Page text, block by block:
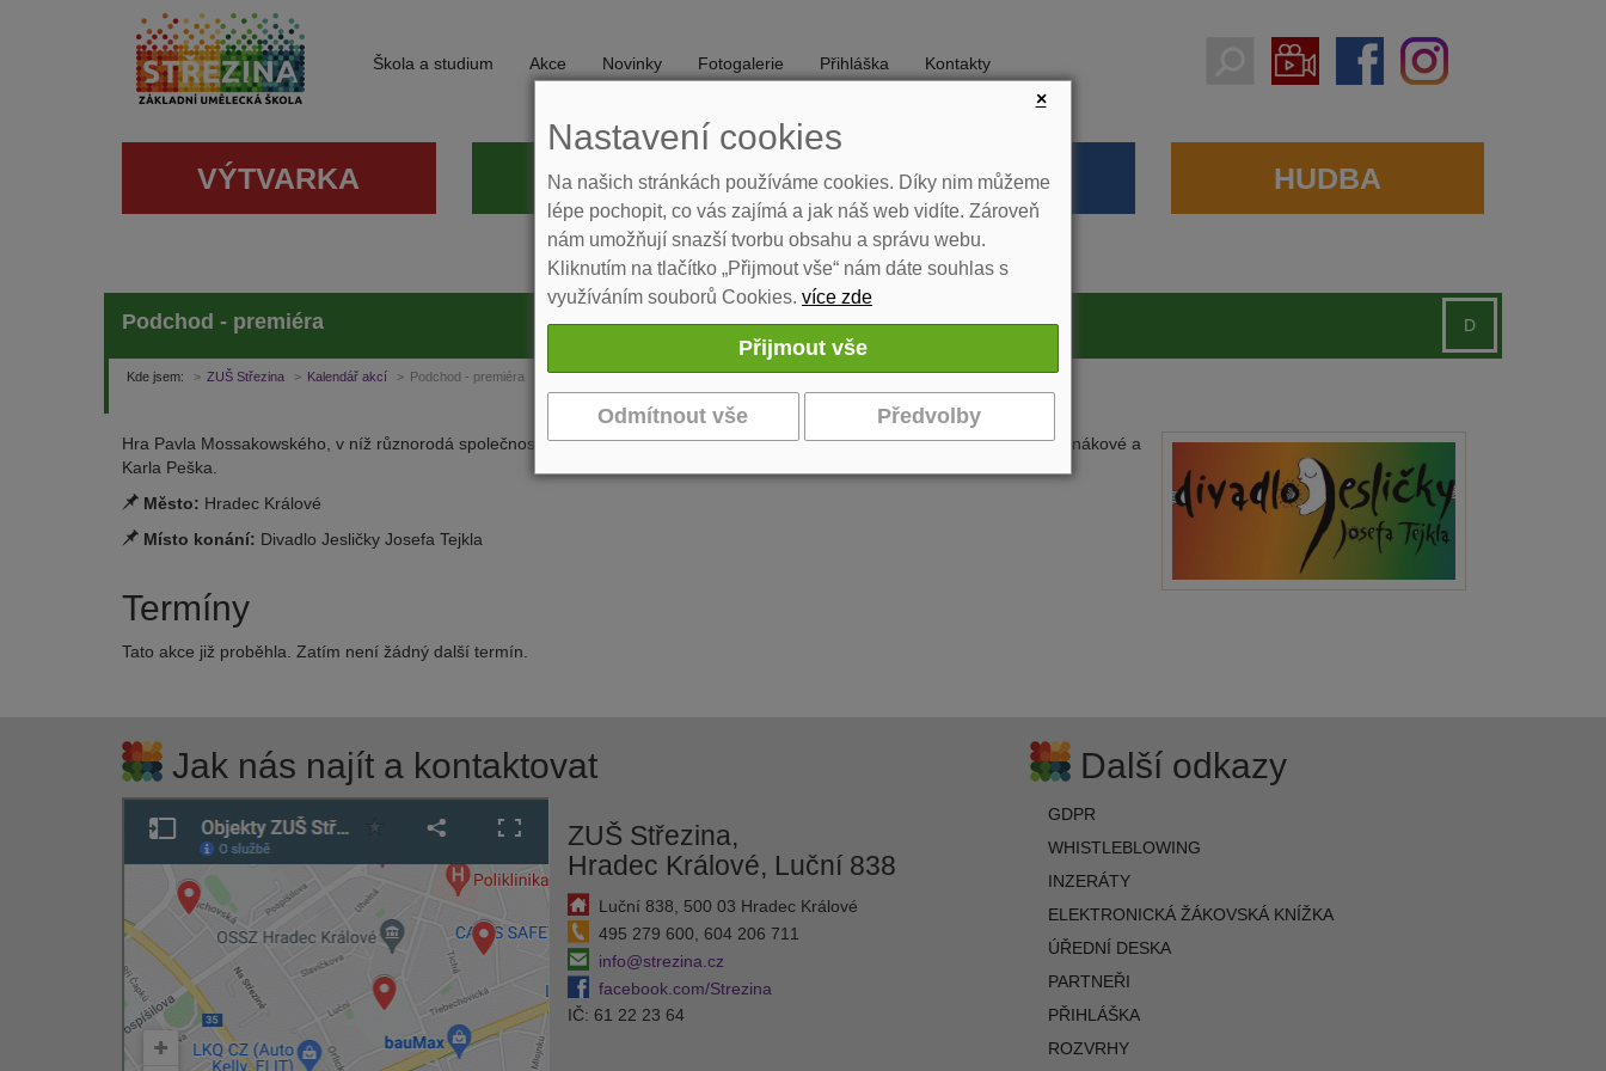
Škola a studium Akce Novinky Fotogalerie Přihláška Kontakty
VÝTVARKA DIVADLO TANEC HUDBA
Podchod - premiéra D
Kde jsem: ZUŠ Střezina Kalendář akcí Podchod - premiéra
Hra Pavla Mossakowského, v níž různorodá společnost řeší nezvyklou životní situaci. Hraje soubor Black out v režii Moniky Janákové a
Karla Peška.
Město: Hradec Králové
Místo konání: Divadlo Jesličky Josefa Tejkla
Termíny
Tato akce již proběhla. Zatím není žádný další termín.
Jak nás najít a kontaktovat
ZUŠ Střezina,
Hradec Králové, Luční 838
Luční 838, 500 03 Hradec Králové
495 279 600, 604 206 711
info@strezina.cz
facebook.com/Strezina
IČ: 61 22 23 64
Další odkazy
GDPR
WHISTLEBLOWING
INZERÁTY
ELEKTRONICKÁ ŽÁKOVSKÁ KNÍŽKA
ÚŘEDNÍ DESKA
PARTNEŘI
PŘIHLÁŠKA
ROZVRHY
×
Nastavení cookies
Na našich stránkách používáme cookies. Díky nim můžeme
lépe pochopit, co vás zajímá a jak náš web vidíte. Zároveň
nám umožňují snazší tvorbu obsahu a správu webu.
Kliknutím na tlačítko „Přijmout vše“ nám dáte souhlas s
využíváním souborů Cookies. více zde